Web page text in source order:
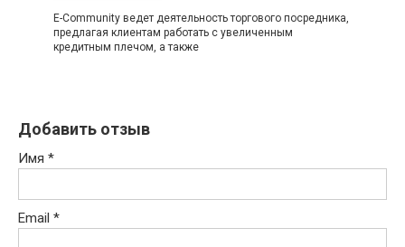
E-Community ведет деятельность торгового посредника,
предлагая клиентам работать с увеличенным
кредитным плечом, а также
Добавить отзыв
Имя *
Email *